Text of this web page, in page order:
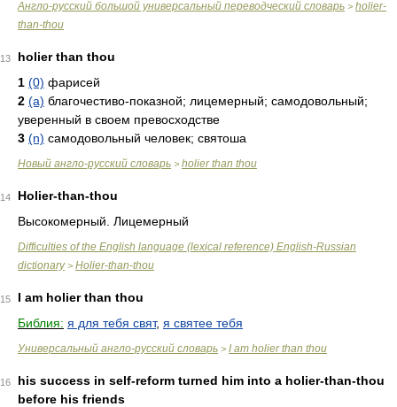
Англо-русский большой универсальный переводческий словарь > holier-
than-thou
13
holier than thou
1 (0) фарисей
2 (a) благочестиво-показной; лицемерный; самодовольный;
уверенный в своем превосходстве
3 (n) самодовольный человек; святоша
Новый англо-русский словарь > holier than thou
14
Holier-than-thou
Высокомерный. Лицемерный
Difficulties of the English language (lexical reference) English-Russian
dictionary> Holier-than-thou
15
I am holier than thou
Библия: я для тебя свят, я святее тебя
Универсальный англо-русский словарь > I am holier than thou
16
his success in self-reform turned him into a holier-than-thou
before his friends